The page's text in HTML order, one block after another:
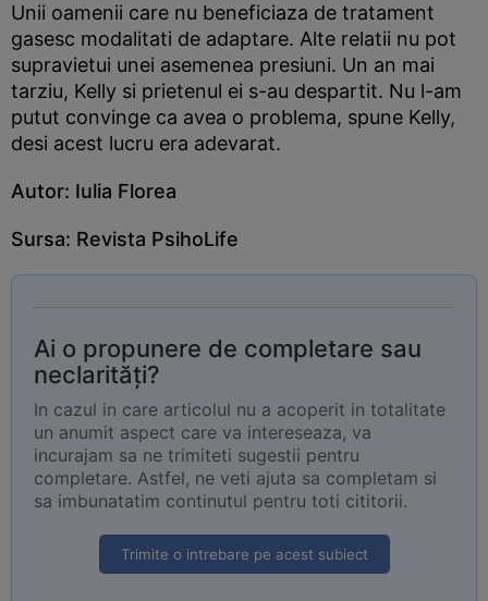
Unii oamenii care nu beneficiaza de tratament
gasesc modalitati de adaptare. Alte relatii nu pot
supravietui unei asemenea presiuni. Un an mai
tarziu, Kelly si prietenul ei s-au despartit. Nu l-am
putut convinge ca avea o problema, spune Kelly,
desi acest lucru era adevarat.
Autor: Iulia Florea
Sursa: Revista PsihoLife
Ai o propunere de completare sau
neclarități?
In cazul in care articolul nu a acoperit in totalitate
un anumit aspect care va intereseaza, va
incurajam sa ne trimiteti sugestii pentru
completare. Astfel, ne veti ajuta sa completam si
sa imbunatatim continutul pentru toti cititorii.
Trimite o intrebare pe acest subiect